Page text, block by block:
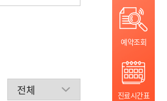
예약조회
진료시간표